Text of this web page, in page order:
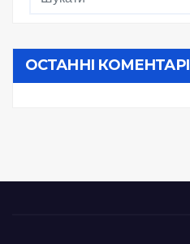
ОСТАННІ КОМЕНТАРІ